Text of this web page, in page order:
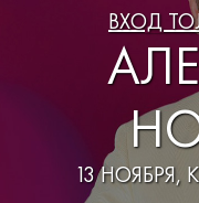
ВХОД
13 НОЯБРЯ,